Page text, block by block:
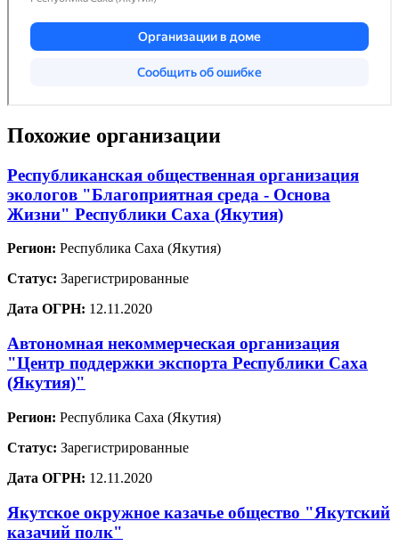
Похожие организации
Республиканская общественная организация
экологов "Благоприятная среда - Основа
Жизни" Республики Саха (Якутия)
Регион: Республика Саха (Якутия)
Статус: Зарегистрированные
Дата ОГРН: 12.11.2020
Автономная некоммерческая организация
"Центр поддержки экспорта Республики Саха
(Якутия)"
Регион: Республика Саха (Якутия)
Статус: Зарегистрированные
Дата ОГРН: 12.11.2020
Якутское окружное казачье общество "Якутский
казачий полк"